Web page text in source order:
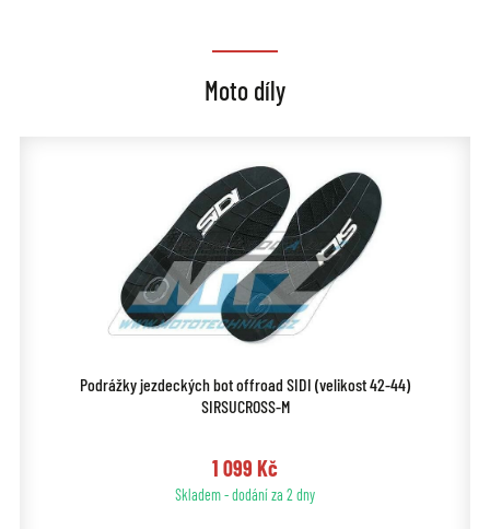
Moto díly
Podrážky jezdeckých bot offroad SIDI (velikost 42-44)
SIRSUCROSS-M
1 099 Kč
Skladem - dodání za 2 dny